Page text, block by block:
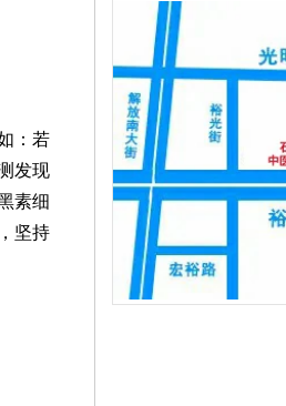
：若
发现
素细
坚持
光还是手术，都需养成
离不良因素
治白癜风，患者想要白
持科学治疗，308激光
色素种植等都是治疗白
法，
坚守专病专治原则，院
注白癜风临床诊疗，具
先通过伍德灯、三维皮
因，结合患者白斑位置
差异一人一方对症施治
制